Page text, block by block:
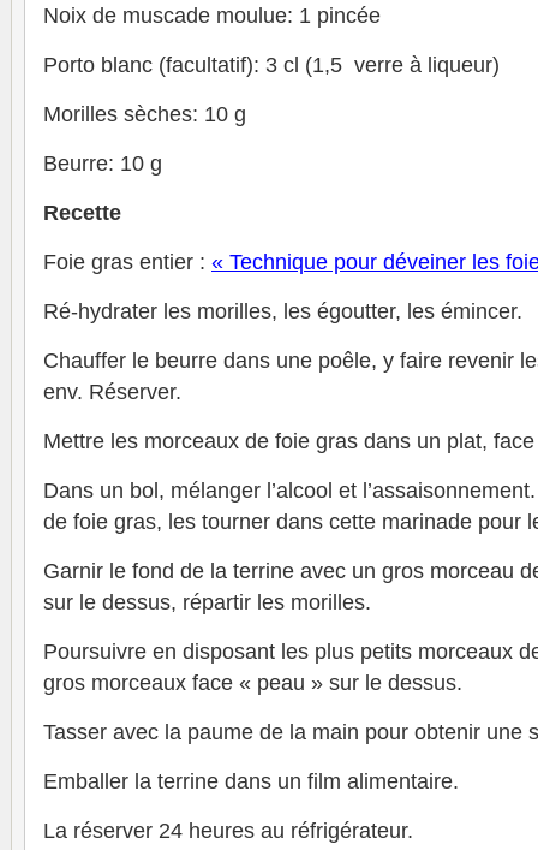
Noix de muscade moulue: 1 pincée
Porto blanc (facultatif): 3 cl (1,5 verre à liqueur)
Morilles sèches: 10 g
Beurre: 10 g
Recette
Foie gras entier : « Technique pour déveiner les
Ré-hydrater les morilles, les égoutter, les émincer.
Chauffer le beurre dans une poêle, y faire revenir
env. Réserver.
Mettre les morceaux de foie gras dans un plat,
Dans un bol, mélanger l’alcool et
de foie gras, les tourner dans cette marinade pour
Garnir le fond de la terrine avec un gros morceau
sur le dessus, répartir les morilles.
Poursuivre en disposant les plus petits morceaux
gros morceaux face « peau » sur le dessus.
Tasser avec la paume de la main pour obtenir une
Emballer la terrine dans un film alimentaire.
La réserver 24 heures au réfrigérateur.